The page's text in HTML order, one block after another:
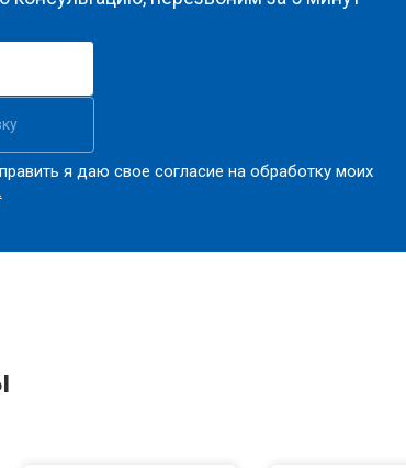
я даю свое согласие на обработку моих